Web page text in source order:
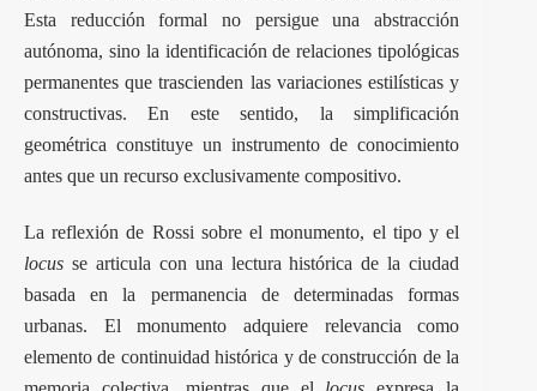
Esta reducción formal no persigue una abstracción
autónoma, sino la identificación de relaciones tipológicas
permanentes que trascienden las variaciones estilísticas y
constructivas. En este sentido, la simplificación
geométrica constituye un instrumento de conocimiento
antes que un recurso exclusivamente compositivo.
La reflexión de Rossi sobre el monumento, el tipo y el
locus se articula con una lectura histórica de la ciudad
basada en la permanencia de determinadas formas
urbanas. El monumento adquiere relevancia como
elemento de continuidad histórica y de construcción de la